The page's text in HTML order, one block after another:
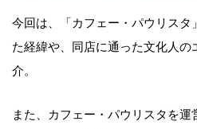
今回は、「カフェー・パウリスタ
た経緯や、同店に通った文化人の
介。
また、カフェー・パウリスタを